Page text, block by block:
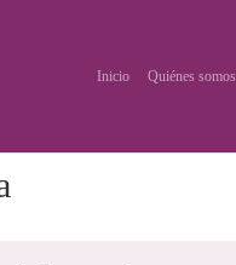
Inicio Quiénes somos